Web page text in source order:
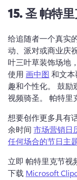
15.圣帕特
给追随者一个真实
动、派对或商业庆
使用 画中图 和文
趣和个性化。 鼓励
视频骑圣。 帕特里
想要创作更多具有
余时间 市场营销日
任何场合的节日主
立即 帕特里克节视
下载 Microsoft